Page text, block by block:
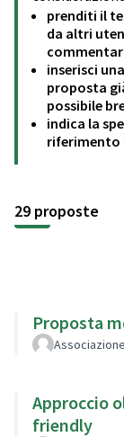
prenditi il
da altri
inserisci
proposta
possibile
indica la
riferimento
29 proposte
Proposta
Approccio
friendly